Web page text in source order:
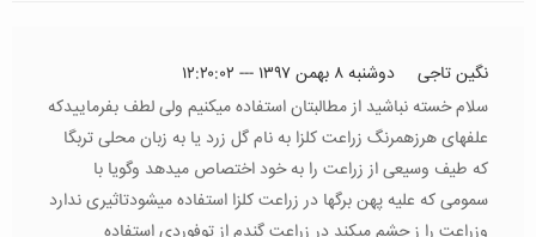
نگین تاجی
دوشنبه ۸ بهمن ۱۳۹۷ --- ۱۲:۲۰:۰۲
سلام خسته نباشید از مطالبتان استفاده میکنیم ولی لطف بفرماییدکه
علفهای هرزهمرنگ زراعت کلزا به نام گل زرد یا به زبان محلی تربگا
که طیف وسیعی از زراعت را به خود اختصاص میدهد وگویا با
سمومی که علیه پهن برگها در زراعت کلزا استفاده میشودتاثیری ندارد